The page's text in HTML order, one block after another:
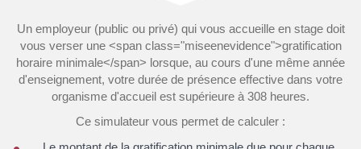
Un employeur (public ou privé) qui vous accueille en stage doit
vous verser une <span class="miseenevidence">gratification
horaire minimale</span> lorsque, au cours d'une même année
d'enseignement, votre durée de présence effective dans votre
organisme d'accueil est supérieure à 308 heures.
Ce simulateur vous permet de calculer :